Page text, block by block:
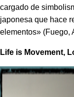
cargado de
japonesa que hace
elementos» (Fuego,
Life is Movement,